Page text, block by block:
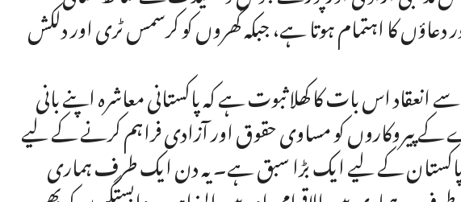
کا اہتمام ہوتا ہے، جبکہ گھروں کو کرسمس ٹری اور دلکش
اس بات کا کھلا ثبوت ہے کہ پاکستانی معاشرہ اپنے بانی
پیروکاروں کو مساوی حقوق اور آزادی فراہم کرنے کے لیے
حیثیت پاکستان کے لیے ایک بڑا سبق ہے۔ یہ دن ایک طرف ہماری